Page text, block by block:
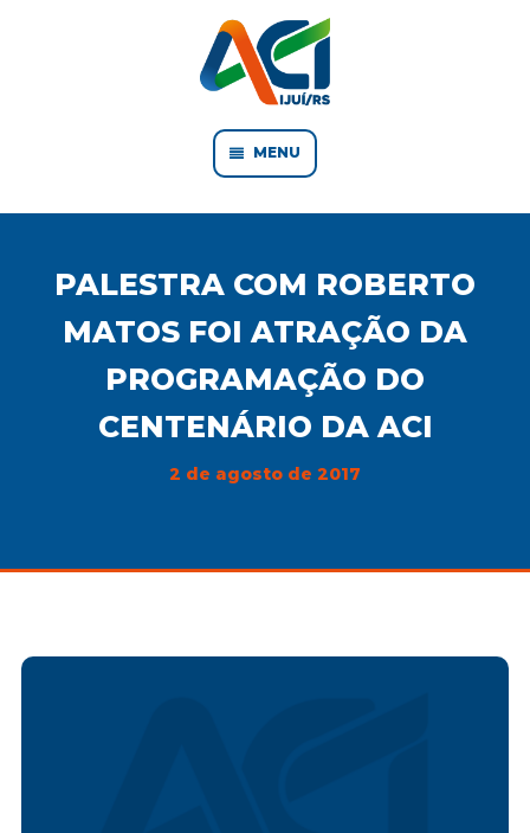
MENU
PALESTRA COM ROBERTO
MATOS FOI ATRAÇÃO DA
PROGRAMAÇÃO DO
CENTENÁRIO DA ACI
2 de agosto de 2017